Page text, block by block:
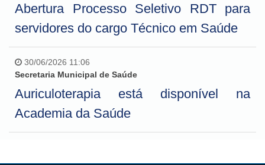
Abertura Processo Seletivo RDT para
servidores do cargo Técnico em Saúde
30/06/2026 11:06
Secretaria Municipal de Saúde
Auriculoterapia está disponível na
Academia da Saúde